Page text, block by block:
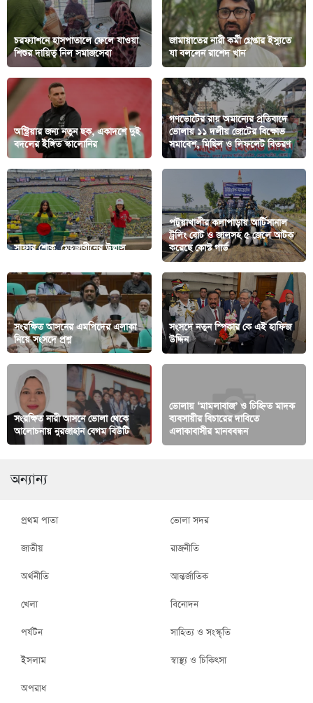
চরফ্যাশনে হাসপাতালে ফেলে যাওয়া
শিশুর দায়িত্ব নিল সমাজসেবা
জামায়াতের নারী কর্মী গ্রেপ্তার ইস্যুতে
যা বললেন রাশেদ খান
অস্ট্রিয়ার জন্য নতুন ছক, একাদশে দুই
বদলের ইঙ্গিত স্কালোনির
গণভোটের রায় অমান্যের প্রতিবাদে
ভোলায় ১১ দলীয় জোটের বিক্ষোভ
সমাবেশ, মিছিল ও লিফলেট বিতরণ
সাফার শোক, মেহজাবীনের উল্লাস
পটুয়াখালীর কলাপাড়ায় আর্টিসানাল
ট্রলিং বোট ও জালসহ ৫ জেলে আটক
করেছে কোস্ট গার্ড
সংরক্ষিত আসনের এমপিদের এলাকা
নিয়ে সংসদে প্রশ্ন
সংসদে নতুন স্পিকার কে এই হাফিজ
উদ্দিন
সংরক্ষিত নারী আসনে ভোলা থেকে
আলোচনায় নুরজাহান বেগম বিউটি
ভোলায় ‘মামলাবাজ’ ও চিহ্নিত মাদক
ব্যবসায়ীর বিচারের দাবিতে
এলাকাবাসীর মানববন্ধন
অন্যান্য
প্রথম পাতা ভোলা সদর
জাতীয় রাজনীতি
অর্থনীতি আন্তর্জাতিক
খেলা বিনোদন
পর্যটন সাহিত্য ও সংস্কৃতি
ইসলাম স্বাস্থ্য ও চিকিৎসা
অপরাধ